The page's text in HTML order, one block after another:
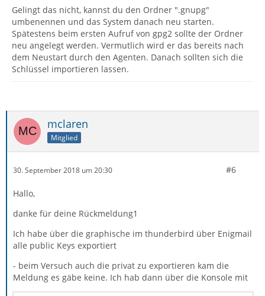
Gelingt das nicht, kannst du den Ordner ".gnupg"
umbenennen und das System danach neu starten.
Spätestens beim ersten Aufruf von gpg2 sollte der Ordner
neu angelegt werden. Vermutlich wird er das bereits nach
dem Neustart durch den Agenten. Danach sollten sich die
Schlüssel importieren lassen.
mclaren
Mitglied
30. September 2018 um 20:30 #6
Hallo,
danke für deine Rückmeldung1
Ich habe über die graphische im thunderbird über Enigmail
alle public Keys exportiert
- beim Versuch auch die privat zu exportieren kam die
Meldung es gäbe keine. Ich hab dann über die Konsole mit